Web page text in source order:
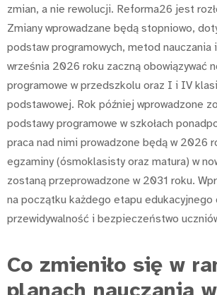
zmian, a nie rewolucji. Reforma26 jest
Zmiany wprowadzane będą stopniowo,
podstaw programowych, metod nauczania
września 2026 roku zaczną obowiązywać
programowe w przedszkolu oraz I i IV
podstawowej. Rok później wprowadzone
podstawy programowe w szkołach
praca nad nimi prowadzone będą w 2026
egzaminy (ósmoklasisty oraz matura) w
zostaną przeprowadzone w 2031 roku.
na początku każdego etapu edukacyjnego
przewidywalność i bezpieczeństwo
Co zmieniło się w